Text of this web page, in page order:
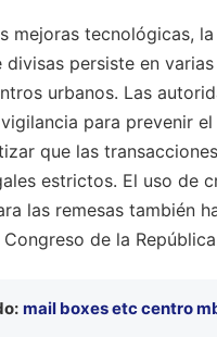
mejoras tecnológicas,
divisas persiste en
urbanos. Las
para prevenir
que las
estrictos. El uso de
las remesas también
de la
mail boxes etc centro